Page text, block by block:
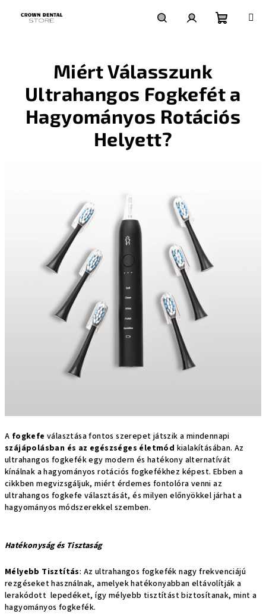
Miért Válasszunk
Ultrahangos Fogkefét a
Hagyományos Rotációs
Helyett?
A fogkefe választása fontos szerepet játszik a mindennapi
szájápolásban és az egészséges életmód kialakításában. Az
ultrahangos fogkefék egy modern és hatékony alternatívát
kínálnak a hagyományos rotációs fogkefékhez képest. Ebben a
cikkben megvizsgáljuk, miért érdemes fontolóra venni az
ultrahangos fogkefe választását, és milyen előnyökkel járhat a
hagyományos módszerekkel szemben.
Hatékonyság és Tisztaság
Mélyebb Tisztítás: Az ultrahangos fogkefék nagy frekvenciájú
rezgéseket használnak, amelyek hatékonyabban eltávolítják a
lerakódott lepedéket, így mélyebb tisztítást biztosítanak, mint a
hagyományos fogkefék.